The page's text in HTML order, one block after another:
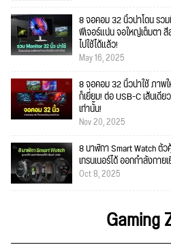
8 จอคอม 32 นิ้วน่าโดน รว
ฟีเจอร์แน่น จอใหญ่เต็มตา
ไปใช้ได้แล้ว!
May 16, 2025
8 จอคอม 32 นิ้วน่าใช้ ภาพ
ก็เยี่ยม! ต่อ USB-C เส้นเดี
เท่านั้น!
Nov 20, 2025
8 นาฬิกา Smart Watch ตัว
เทรนเนอร์ได้ ออกกำลังกาย
Oct 8, 2025
Gaming